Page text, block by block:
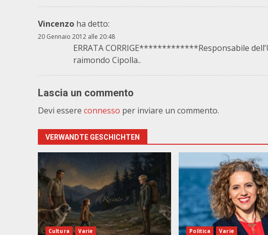
Vincenzo ha detto:
20 Gennaio 2012 alle 20:48
ERRATA CORRIGE*************Responsabile
raimondo Cipolla..
Lascia un commento
Devi essere connesso per inviare un commento.
VERWANDTE GESCHICHTEN
Cultura Varie Politica Varie